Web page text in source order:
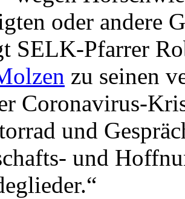
oder andere
SELK-Pfarrer
zu seinen
Coronavirus-
und
und